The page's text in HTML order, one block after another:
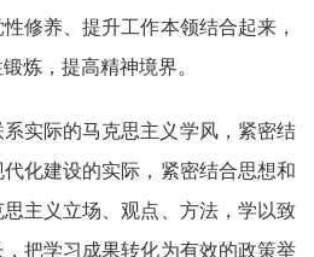
修养、提升工作本领结合起来，
炼，提高精神境界。
际的马克思主义学风，紧密结
化建设的实际，紧密结合思想和
主义立场、观点、方法，学以致
把学习成果转化为有效的政策举